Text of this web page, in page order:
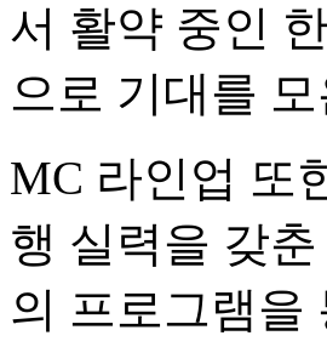
서 활약 중인
으로 기대를
MC 라인업 또
행 실력을 갖
의 프로그램을